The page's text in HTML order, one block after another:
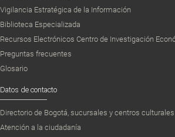
Vigilancia Estratégica de la Información
Biblioteca Especializada
Recursos Electrónicos Centro de Investigación
Preguntas frecuentes
Glosario
Datos de contacto
Directorio de Bogotá, sucursales y centros culturales
Atención a la ciudadanía